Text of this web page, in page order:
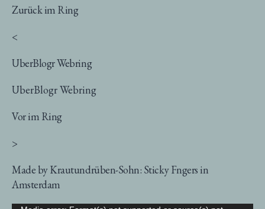
Zurück im Ring
<
UberBlogr Webring
UberBlogr Webring
Vor im Ring
>
Made by Krautundrüben-Sohn: Sticky Fngers in
Amsterdam